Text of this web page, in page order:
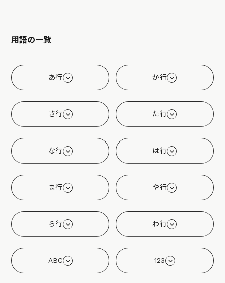
用語の一覧
あ行 か行
さ行 た行
な行 は行
ま行 や行
ら行 わ行
ABC 123